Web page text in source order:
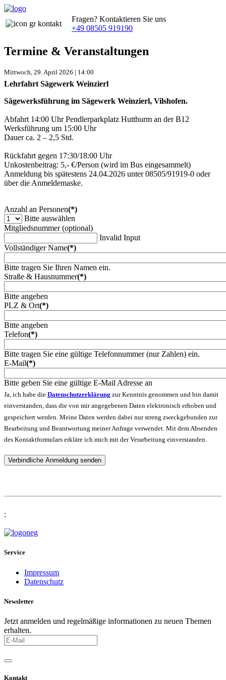
Fragen? Kontaktieren Sie uns
+49 08505 919190
Termine & Veranstaltungen
Mittwoch, 29. April 2026 | 14:00
Lehrfahrt Sägewerk Weinzierl
Sägewerksführung im Sägewerk Weinzierl, Vilshofen.
Abfahrt 14:00 Uhr Pendlerparkplatz Hutthurm an der B12
Werksführung um 15:00 Uhr
Dauer ca. 2 – 2,5 Std.
Rückfahrt gegen 17:30/18:00 Uhr
Unkostenbeitrag: 5,- €/Person (wird im Bus eingesammelt)
Anmeldung bis spätestens 24.04.2026 unter 08505/91919-0 oder
über die Anmeldemaske.
Anzahl an Personen(*)
Bitte auswählen
Mitgliedsnummer (optional)
Invalid Input
Vollständiger Name(*)
Bitte tragen Sie Ihren Namen ein.
Straße & Hausnummer(*)
Bitte angeben
PLZ & Ort(*)
Bitte angeben
Telefon(*)
Bitte tragen Sie eine gültige Telefonnummer (nur Zahlen) ein.
E-Mail(*)
Bitte geben Sie eine gültige E-Mail Adresse an
Ja, ich habe die Datenschutzerklärung zur Kenntnis genommen und bin damit
einverstanden, dass die von mir angegebenen Daten elektronisch erhoben und
gespeichert werden. Meine Daten werden dabei nur streng zweckgebunden zur
Bearbeitung und Beantwortung meiner Anfrage verwendet. Mit dem Absenden
des Kontaktformulars erkläre ich mich mit der Verarbeitung einverstanden.
Verbindliche Anmeldung senden
:
Service
Impressum
Datenschutz
Newsletter
Jetzt anmelden und regelmäßige informationen zu neuen Themen
erhalten.
Kontakt